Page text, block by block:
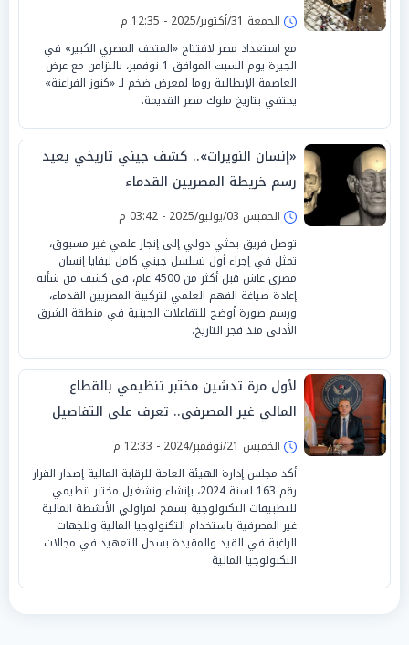
الجمعة 31/أكتوبر/2025 - 12:35 م
مع استعداد مصر لافتتاح «المتحف المصري الكبير» في
الجيزة يوم السبت الموافق 1 نوفمبر، بالتزامن مع عرض
العاصمة الإيطالية روما لمعرض ضخم لـ «كنوز الفراعنة»
يحتفي بتاريخ ملوك مصر القديمة.
«إنسان النويرات».. كشف جيني تاريخي يعيد
رسم خريطة المصريين القدماء
الخميس 03/يوليو/2025 - 03:42 م
توصل فريق بحثي دولي إلى إنجاز علمي غير مسبوق،
تمثل في إجراء أول تسلسل جيني كامل لبقايا إنسان
مصري عاش قبل أكثر من 4500 عام، في كشف من شأنه
إعادة صياغة الفهم العلمي لتركيبة المصريين القدماء،
ورسم صورة أوضح للتفاعلات الجينية في منطقة الشرق
الأدنى منذ فجر التاريخ.
لأول مرة تدشين مختبر تنظيمي بالقطاع
المالي غير المصرفي.. تعرف على التفاصيل
الخميس 21/نوفمبر/2024 - 12:33 م
أكد مجلس إدارة الهيئة العامة للرقابة المالية إصدار القرار
رقم 163 لسنة 2024، بإنشاء وتشغيل مختبر تنظيمي
للتطبيقات التكنولوجية يسمح لمزاولي الأنشطة المالية
غير المصرفية باستخدام التكنولوجيا المالية وللجهات
الراغبة في القيد والمقيدة بسجل التعهيد في مجالات
التكنولوجيا المالية